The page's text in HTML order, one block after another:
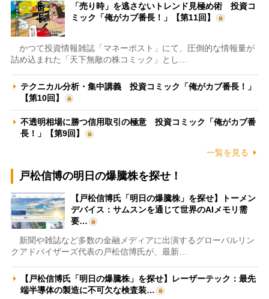
「売り時」を逃さないトレンド見極め術 投資コ
ミック「俺がカブ番長！」【第11回】
かつて投資情報雑誌「マネーポスト」にて、圧倒的な情報量が
詰め込まれた「天下無敵の株コミック」とし…
テクニカル分析・集中講義 投資コミック「俺がカブ番長！」
【第10回】
不透明相場に勝つ信用取引の極意 投資コミック「俺がカブ番
長！」【第9回】
一覧を見る
戸松信博の明日の爆騰株を探せ！
【戸松信博氏「明日の爆騰株」を探せ】トーメン
デバイス：サムスンを通じて世界のAIメモリ需
要…
新聞や雑誌など多数の金融メディアに出演するグローバルリン
クアドバイザーズ代表の戸松信博氏が、最新…
【戸松信博氏「明日の爆騰株」を探せ】レーザーテック：最先
端半導体の製造に不可欠な検査装…